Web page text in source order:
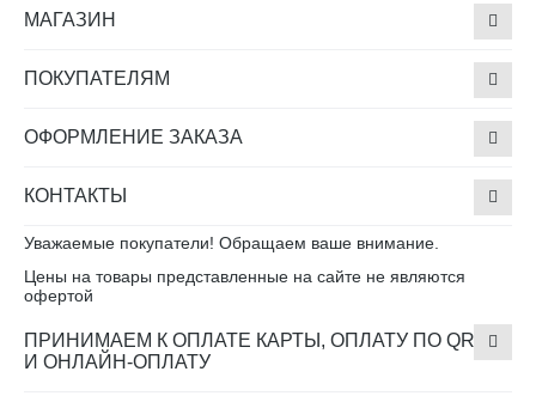
МАГАЗИН
ПОКУПАТЕЛЯМ
ОФОРМЛЕНИЕ ЗАКАЗА
КОНТАКТЫ
Уважаемые покупатели! Обращаем ваше внимание.
Цены на товары представленные на сайте не являются
офертой
ПРИНИМАЕМ К ОПЛАТЕ КАРТЫ, ОПЛАТУ ПО QR
И ОНЛАЙН-ОПЛАТУ